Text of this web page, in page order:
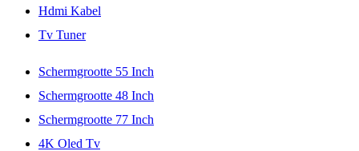
Hdmi Kabel
Tv Tuner
Schermgrootte 55 Inch
Schermgrootte 48 Inch
Schermgrootte 77 Inch
4K Oled Tv